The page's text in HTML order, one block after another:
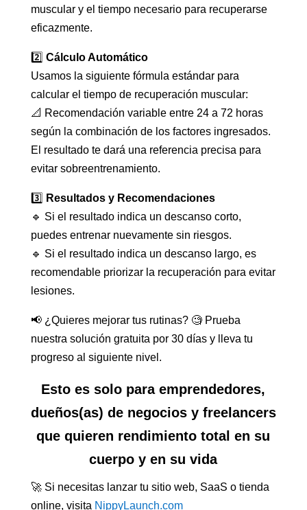
muscular y el tiempo necesario para recuperarse
eficazmente.
2️⃣ Cálculo Automático
Usamos la siguiente fórmula estándar para
calcular el tiempo de recuperación muscular:
📐 Recomendación variable entre 24 a 72 horas
según la combinación de los factores ingresados.
El resultado te dará una referencia precisa para
evitar sobreentrenamiento.
3️⃣ Resultados y Recomendaciones
🔹 Si el resultado indica un descanso corto,
puedes entrenar nuevamente sin riesgos.
🔹 Si el resultado indica un descanso largo, es
recomendable priorizar la recuperación para evitar
lesiones.
📢 ¿Quieres mejorar tus rutinas? 🧐 Prueba
nuestra solución gratuita por 30 días y lleva tu
progreso al siguiente nivel.
Esto es solo para emprendedores,
dueños(as) de negocios y freelancers
que quieren rendimiento total en su
cuerpo y en su vida
🚀 Si necesitas lanzar tu sitio web, SaaS o tienda
online, visita NippyLaunch.com